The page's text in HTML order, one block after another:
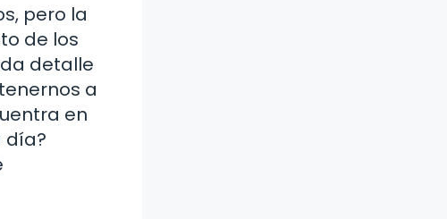
pero la
de los
detalle
a
en
día?